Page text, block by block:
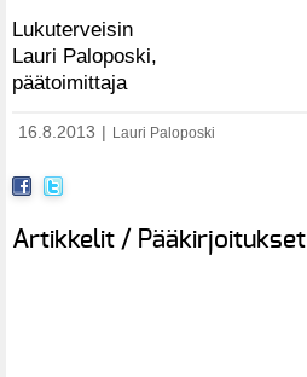
Lukuterveisin
Lauri Paloposki,
päätoimittaja
16.8.2013 Lauri Paloposki
Artikkelit / Pääkirjoitukset